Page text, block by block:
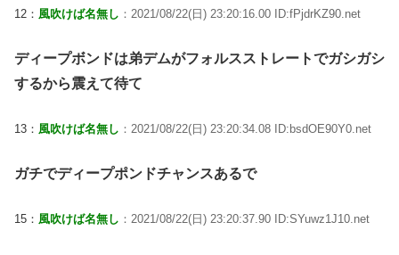
12： 風吹けば名無し ：2021/08/22(日) 23:20:16.00 ID:fPjdrKZ90.net
ディープボンドは弟デムがフォルスストレートでガシガシ
するから震えて待て
13： 風吹けば名無し ：2021/08/22(日) 23:20:34.08 ID:bsdOE90Y0.net
ガチでディープポンドチャンスあるで
15： 風吹けば名無し ：2021/08/22(日) 23:20:37.90 ID:SYuwz1J10.net